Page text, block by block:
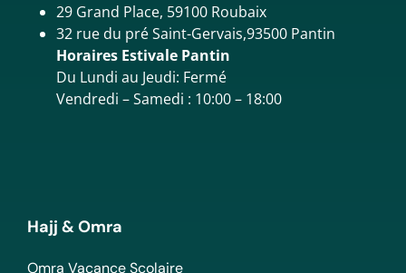
29 Grand Place, 59100 Roubaix
32 rue du pré Saint-Gervais,93500 Pantin
Horaires Estivale Pantin
Du Lundi au Jeudi: Fermé
Vendredi – Samedi : 10:00 – 18:00
Hajj & Omra
Omra Vacance Scolaire